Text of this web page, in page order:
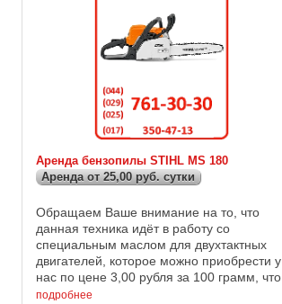
Аренда бензопилы STIHL MS 180
Аренда от 25,00 руб. сутки
Обращаем Ваше внимание на то, что
данная техника идёт в работу со
специальным маслом для двухтактных
двигателей, которое можно приобрести у
нас по цене 3,00 рубля за 100 грамм, что
в смешанном состоянии равно пяти
подробнее